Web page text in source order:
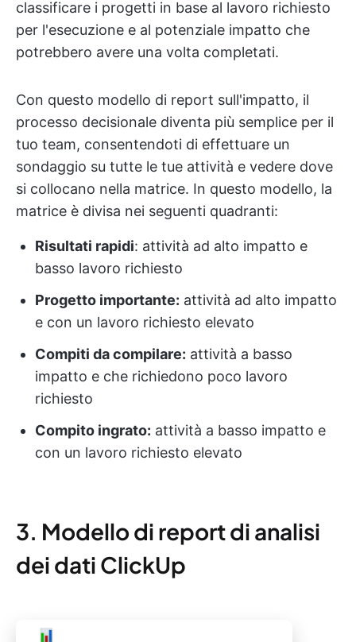
classificare i progetti in base al lavoro richiesto
per l'esecuzione e al potenziale impatto che
potrebbero avere una volta completati.
Con questo modello di report sull'impatto, il
processo decisionale diventa più semplice per il
tuo team, consentendoti di effettuare un
sondaggio su tutte le tue attività e vedere dove
si collocano nella matrice. In questo modello, la
matrice è divisa nei seguenti quadranti:
Risultati rapidi: attività ad alto impatto e
basso lavoro richiesto
Progetto importante: attività ad alto impatto
e con un lavoro richiesto elevato
Compiti da compilare: attività a basso
impatto e che richiedono poco lavoro
richiesto
Compito ingrato: attività a basso impatto e
con un lavoro richiesto elevato
3. Modello di report di analisi
dei dati ClickUp